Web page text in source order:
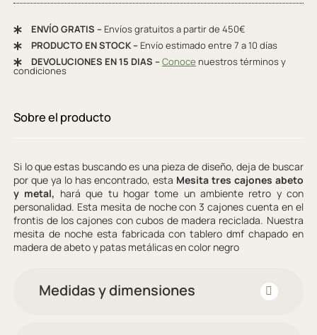
ENVÍO GRATIS – Envíos gratuitos a partir de 450€
PRODUCTO EN STOCK – Envío estimado entre 7 a 10 días
DEVOLUCIONES EN 15 DIAS –Conoce nuestros términos y
condiciones
Sobre el producto
Si lo que estas buscando es una pieza de diseño, deja de buscar
por que ya lo has encontrado, esta Mesita tres cajones abeto
y metal, hará que tu hogar tome un ambiente retro y con
personalidad. Esta mesita de noche con 3 cajones cuenta en el
frontis de los cajones con cubos de madera reciclada. Nuestra
mesita de noche esta fabricada con tablero dmf chapado en
madera de abeto y patas metálicas en color negro
Medidas y dimensiones